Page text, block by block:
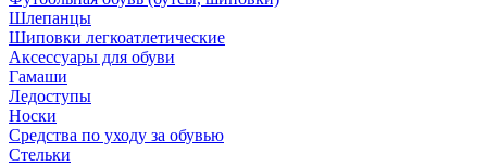
Шлепанцы
Шиповки легкоатлетические
Аксессуары для обуви
Гамаши
Ледоступы
Носки
Средства по уходу за обувью
Стельки